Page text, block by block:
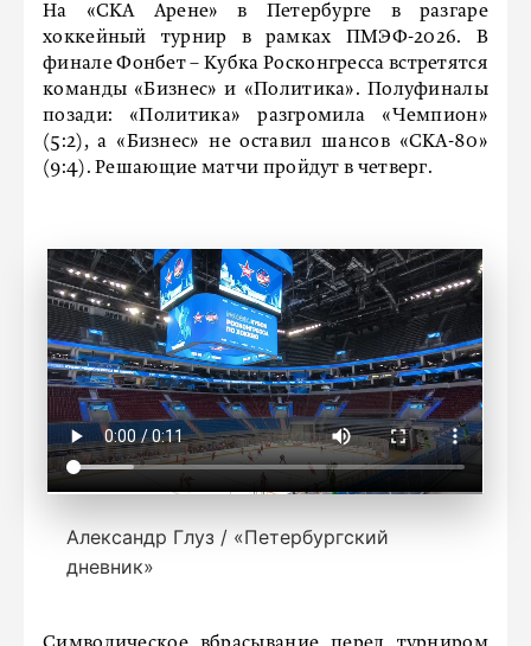
На «СКА Арене» в Петербурге в разгаре
хоккейный турнир в рамках ПМЭФ-2026. В
финале Фонбет – Кубка Росконгресса встретятся
команды «Бизнес» и «Политика». Полуфиналы
позади: «Политика» разгромила «Чемпион»
(5:2), а «Бизнес» не оставил шансов «СКА-80»
(9:4). Решающие матчи пройдут в четверг.
Александр Глуз / «Петербургский
дневник»